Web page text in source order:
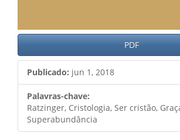
PDF
Publicado: jun 1, 2018
Palavras-chave:
Ratzinger, Cristologia, Ser cristão,
Superabundância